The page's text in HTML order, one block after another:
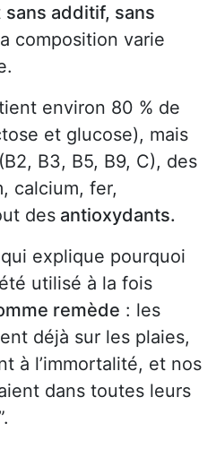
sans additif, sans
composition varie
environ 80 % de
et glucose), mais
B3, B5, B9, C), des
calcium, fer,
des antioxydants.
explique pourquoi
utilisé à la fois
remède : les
déjà sur les plaies,
à l’immortalité, et nos
dans toutes leurs